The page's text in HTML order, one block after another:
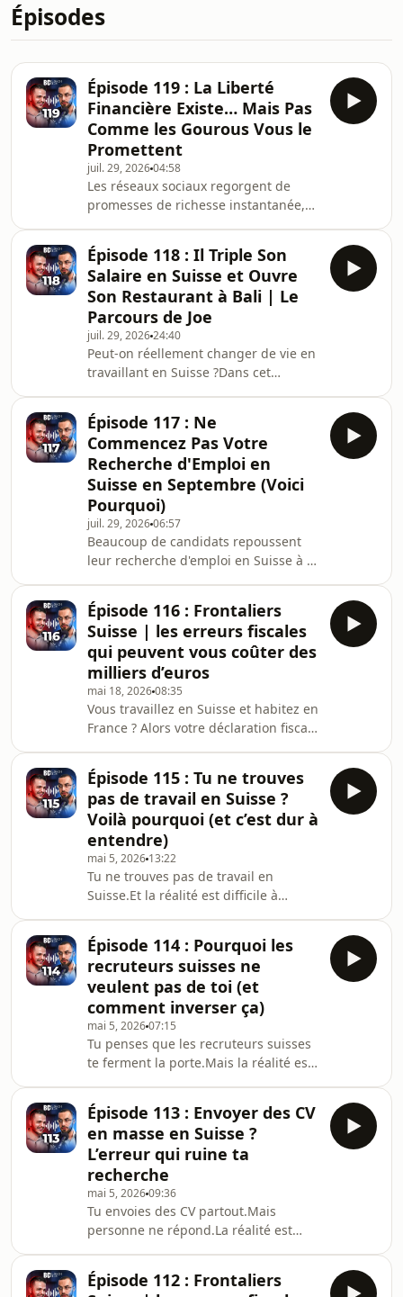
Épisodes
Épisode 119 : La Liberté
Financière Existe… Mais Pas
Comme les Gourous Vous le
Promettent
juil. 29, 202604:58
Les réseaux sociaux regorgent de
promesses de richesse instantanée,
financière sans effort.Mais la réalité
est souvent bien différente.Dans cet
épisode, Jordan revient sur son
propre parcours et partage les
erreurs qu'il a commises avant de
trouver une stratégie durable.Après
avoir testé plusieurs modèles comme
le trading, les cryptomonnaies, le e-
commerce ou encor
Épisode 118 : Il Triple Son
Salaire en Suisse et Ouvre
Son Restaurant à Bali | Le
Parcours de Joe
juil. 29, 202624:40
Peut-on réellement changer de vie en
travaillant en Suisse ?Dans cet
vendeur en France, qui partage son
parcours depuis ses débuts avec un
salaire proche du SMIC jusqu'à son
évolution professionnelle en
Suisse.Après avoir franchi la frontière,
il découvre un environnement de
travail plus exigeant, mais aussi de
meilleures perspectives d'évolution,
une capacité d'
Épisode 117 : Ne
Commencez Pas Votre
Recherche d'Emploi en
Suisse en Septembre (Voici
Pourquoi)
juil. 29, 202606:57
Beaucoup de candidats repoussent
leur recherche d'emploi en Suisse à la
pendant l'été.Pourtant, la réalité est
bien différente.Dans cet épisode,
Jordan explique pourquoi les mois de
juin et juillet représentent une
période stratégique pour préparer
son projet professionnel et
augmenter ses chances d'être recruté
en Suisse.Vous découvrirez :•
pourquoi certaines
Épisode 116 : Frontaliers
Suisse | les erreurs fiscales
qui peuvent vous coûter des
milliers d’euros
mai 18, 202608:35
Vous travaillez en Suisse et habitez en
France ? Alors votre déclaration fiscale
particulière.Dans cet épisode, on
décrypte les erreurs les plus
fréquentes des travailleurs frontaliers
au moment de déclarer leurs revenus
: mauvaise déclaration des revenus
suisses, oubli du formulaire 3916,
confusion entre imposition à la source
et imposition française, absence de
conversion co
Épisode 115 : Tu ne trouves
pas de travail en Suisse ?
Voilà pourquoi (et c’est dur à
entendre)
mai 5, 2026 13:22
Tu ne trouves pas de travail en
Suisse.Et la réalité est difficile à
problème vient de toiMais surtout tu
ne sais même pas pourquoiDans cet
épisode, on va démonter les vraies
raisons de cet échec.Première
erreurTu es trop vagueLes recruteurs
ne veulent pas des profils flousIls
veulent comprendre rapidement ce
que tu apportesDeuxième erreurTu
ne parles pas en
Épisode 114 : Pourquoi les
recruteurs suisses ne
veulent pas de toi (et
comment inverser ça)
mai 5, 202607:15
Tu penses que les recruteurs suisses
te ferment la porte.Mais la réalité est
qu’ils ne supportent pas.Dans cet
épisode, on parle d’un sujet que
presque personne n’aborde : le choc
culturel dans le recrutement en
Suisse.Car oui, le problème n’est pas
ton niveau.– C’est ta manière de te
présenter.Tu vas comprendre
pourquoi :1. Tu parles trop sans
impactEn Suisse,
Épisode 113 : Envoyer des CV
en masse en Suisse ?
L’erreur qui ruine ta
recherche
mai 5, 202609:36
Tu envoies des CV partout.Mais
personne ne répond.La réalité est
de quantité– C’est un problème de
stratégieDans cet épisode, tu vas
Épisode 112 : Frontaliers